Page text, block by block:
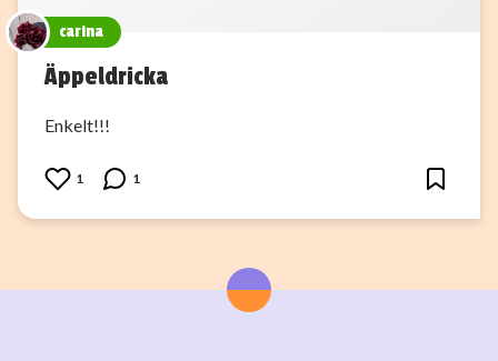
carina
Äppeldricka
Enkelt!!!
1 1